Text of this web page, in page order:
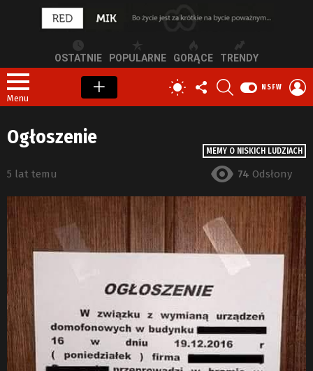
OSTATNIE POPULARNE GORĄCE TRENDY
Menu
PRZEŁĄCZ
SKÓRKĘ
OBSERWUJ
NAS
NSFW
MEMY O NISKICH LUDZIACH
Ogłoszenie
5 lat temu 74 Odsłony